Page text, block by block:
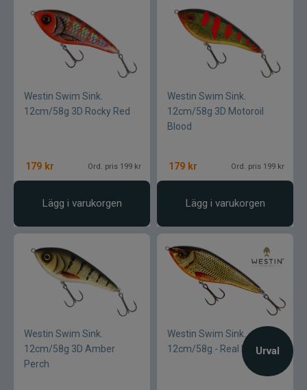
Urval
Westin Swim Sink.
12cm/58g 3D Rocky Red
179 kr Ord. pris 199 kr
Lägg i varukorgen
Westin Swim Sink.
12cm/58g 3D Motoroil
Blood
179 kr Ord. pris 199 kr
Lägg i varukorgen
Westin Swim Sink.
12cm/58g 3D Amber
Perch
Westin Swim Sink.
12cm/58g - Real Rudd